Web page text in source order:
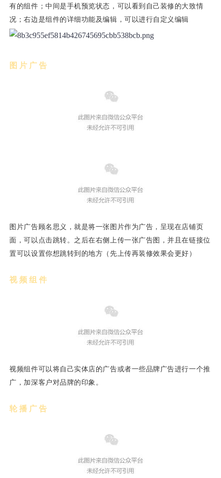
有的组件；中间是手机预览状态，可以看到自己装修的大致情
况；右边是组件的详细功能及编辑，可以进行自定义编辑
图片广告
图片广告顾名思义，就是将一张图片作为广告，呈现在店铺页
面，可以点击跳转。之后在右侧上传一张广告图，并且在链接位
置可以设置你想跳转到的地方（先上传再装修效果会更好）
视频组件
视频组件可以将自己实体店的广告或者一些品牌广告进行一个推
广，加深客户对品牌的印象。
轮播广告